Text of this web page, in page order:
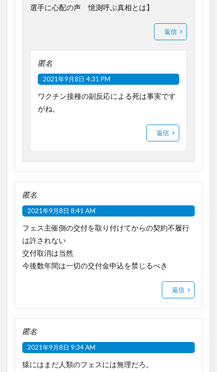
選手に心配の声 憶測呼ぶ真相とは】
返信
匿名
2021年9月8日 4:31 PM
ワクチン接種の副反応による死は事実です
がね。
返信
匿名
2021年9月8日 8:41 AM
フェス主催側の交付を取り付けてからの契約不履行
は許されない
交付取消は当然
今後数年間は一切の交付金申込を禁じるべき
返信
匿名
2021年9月8日 9:34 AM
猿にはまだ人類のフェスには無理だろ。